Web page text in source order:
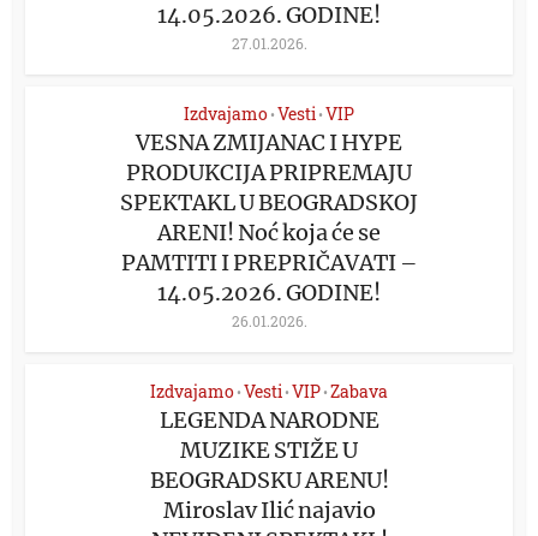
14.05.2026. GODINE!
27.01.2026.
Izdvajamo•Vesti•VIP
VESNA ZMIJANAC I HYPE
PRODUKCIJA PRIPREMAJU
SPEKTAKL U BEOGRADSKOJ
ARENI! Noć koja će se
PAMTITI I PREPRIČAVATI –
14.05.2026. GODINE!
26.01.2026.
Izdvajamo•Vesti•VIP•Zabava
LEGENDA NARODNE
MUZIKE STIŽE U
BEOGRADSKU ARENU!
Miroslav Ilić najavio